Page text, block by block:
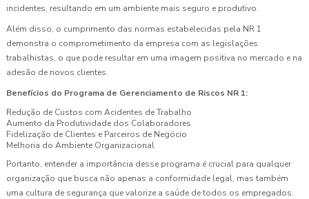
incidentes, resultando em um ambiente mais seguro e produtivo.
Além disso, o cumprimento das normas estabelecidas pela NR 1
demonstra o comprometimento da empresa com as legislações
trabalhistas, o que pode resultar em uma imagem positiva no mercado e na
adesão de novos clientes.
Benefícios do Programa de Gerenciamento de Riscos NR 1:
Redução de Custos com Acidentes de Trabalho
Aumento da Produtividade dos Colaboradores
Fidelização de Clientes e Parceiros de Negócio
Melhoria do Ambiente Organizacional
Portanto, entender a importância desse programa é crucial para qualquer
organização que busca não apenas a conformidade legal, mas também
uma cultura de segurança que valorize a saúde de todos os empregados.